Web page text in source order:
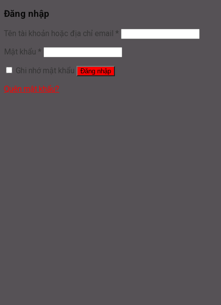
Đăng nhập
Tên tài khoản hoặc địa chỉ email *
Mật khẩu *
Ghi nhớ mật khẩu
Đăng nhập
Quên mật khẩu?